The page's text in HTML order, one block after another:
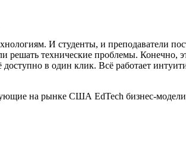
И студенты, и преподаватели
решать технические проблемы.
в один клик. Всё работает
на рынке США EdTech бизнес-